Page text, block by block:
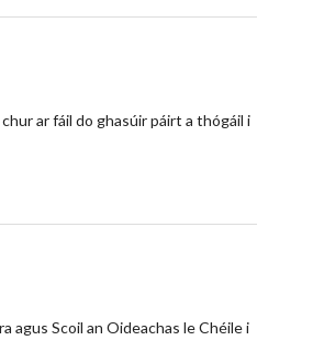
ar fáil do ghasúir páirt a thógáil i
agus Scoil an Oideachas le Chéile i